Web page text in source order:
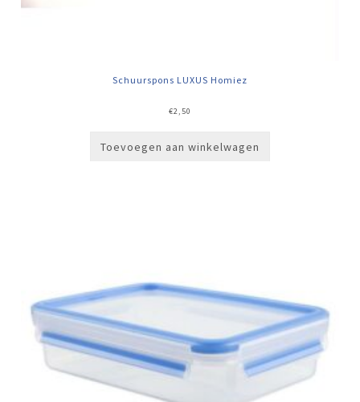
Schuurspons LUXUS Homiez
€2,50
Toevoegen aan winkelwagen